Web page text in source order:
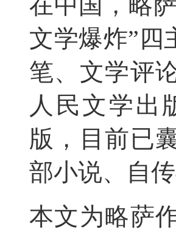
文学爆炸”四
笔、文学评
人民文学出
版，目前已
部小说、自传
本文为略萨